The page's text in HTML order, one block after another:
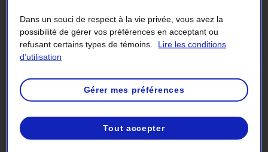
Lire l’article
Impressionnant, pour petits et grands : cet
Réserver votre visite
Dans un souci de respect à la vie privée, vous avez la
possibilité de gérer vos préférences en acceptant ou
refusant certains types de témoins.
Lire les conditions
d’utilisation
Gérer mes préférences
Tout accepter